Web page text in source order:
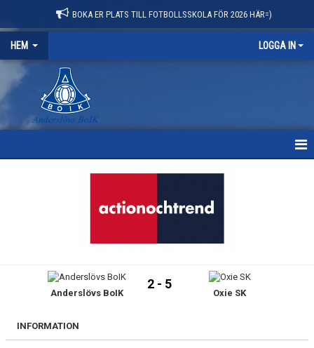
BOKA ER PLATS TILL FOTBOLLSSKOLA FÖR 2026 HÄR=)
HEM LOGGA IN
KALENDER
BILDGALLERI
Anderslövs BoIK
2 - 5
Oxie SK
INFORMATION